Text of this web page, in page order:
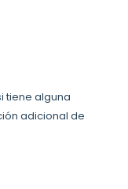
tiene alguna
adicional de